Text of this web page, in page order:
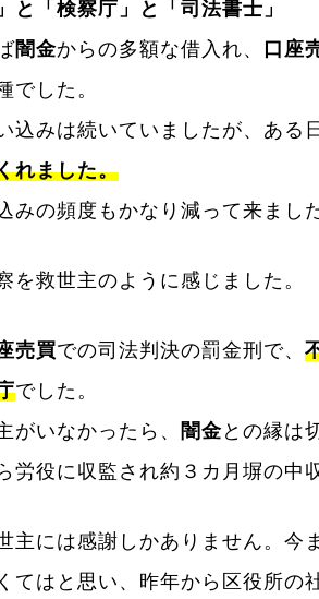
と「検察庁」と「司法書士」
闇金からの多額な借入れ、 口座
でした。
込みは続いていましたが、ある
れました。
みの頻度もかなり減って来ました
を救世主のように感じました。
売買での司法判決の罰金刑で、
でした。
がいなかったら、 闇金との縁は
労役に収監され約３カ月塀の中
主には感謝しかありません。今
てはと思い、昨年から区役所の